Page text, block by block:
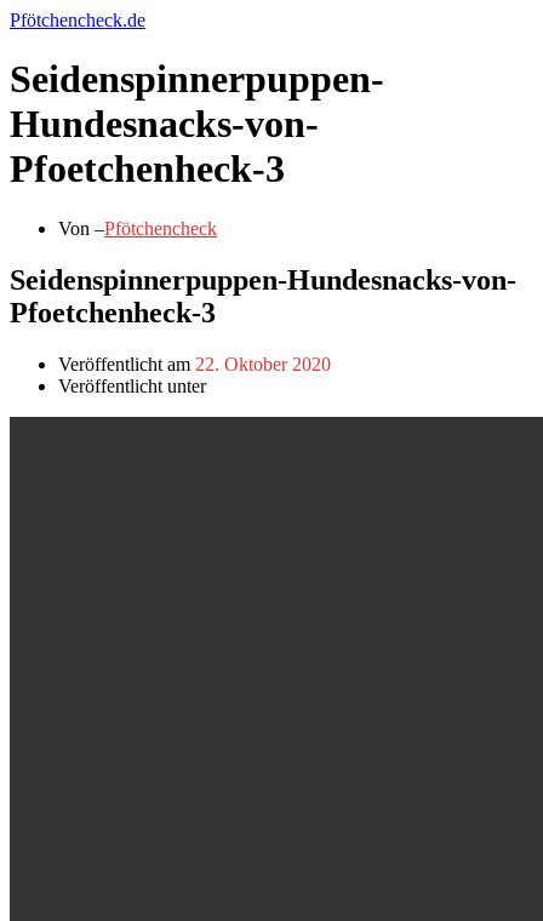
Zum
springen
Pfötchencheck.de
Seidenspinnerpuppen-
Hundesnacks-von-
Pfoetchenheck-3
Von –Pfötchencheck
Seidenspinnerpuppen-Hundesnacks-von-
Pfoetchenheck-3
Veröffentlicht am 22. Oktober 2020
Veröffentlicht unter